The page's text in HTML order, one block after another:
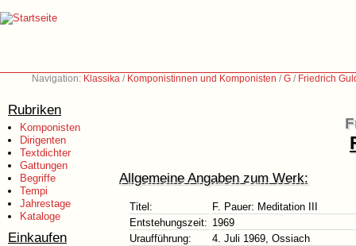
Navigation: Klassika / Komponistinnen und Komponisten /G / Friedrich
Rubriken
Komponisten
Dirigenten
Textdichter
Gattungen
Begriffe
Tempi
Jahrestage
Kataloge
Einkaufen
Allgemeine Angaben zum Werk:
Titel:
F. Pauer: Meditation III
Entstehungszeit: 1969
Uraufführung:
4. Juli 1969, Ossiach